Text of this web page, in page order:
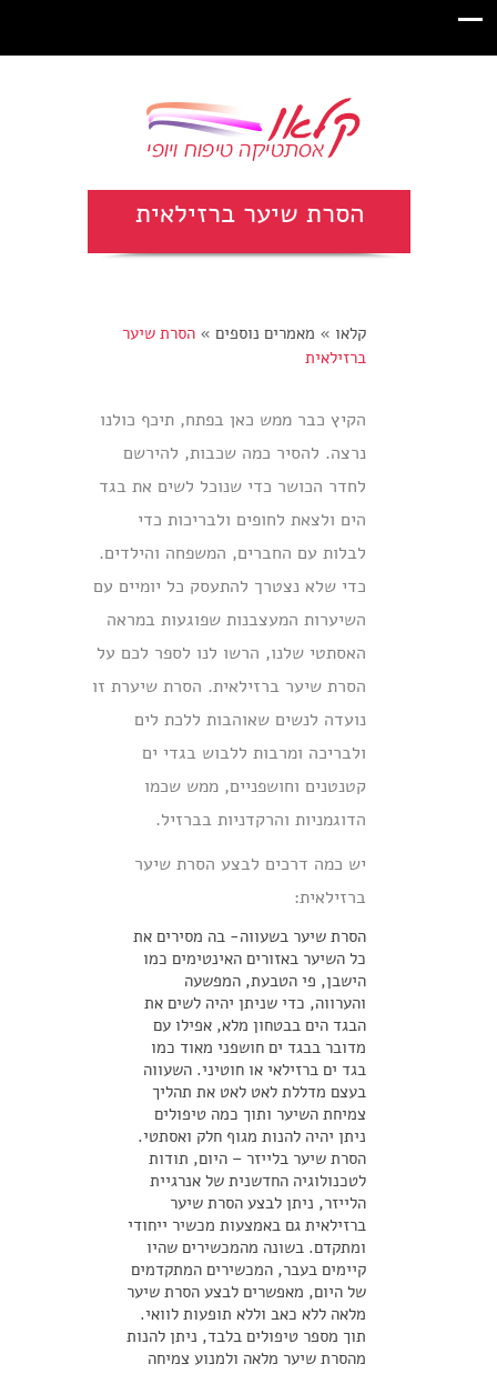
הסרת שיער ברזילאית
קלאו » מאמרים נוספים » הסרת שיער
ברזילאית
הקיץ כבר ממש כאן בפתח, תיכף כולנו
נרצה. להסיר כמה שכבות, להירשם
לחדר הכושר כדי שנוכל לשים את בגד
הים ולצאת לחופים ולבריכות כדי
לבלות עם החברים, המשפחה והילדים.
כדי שלא נצטרך להתעסק כל יומיים עם
השיערות המעצבנות שפוגעות במראה
האסתטי שלנו, הרשו לנו לספר לכם על
הסרת שיער ברזילאית. הסרת שיערת זו
נועדה לנשים שאוהבות ללכת לים
ולבריכה ומרבות ללבוש בגדי ים
קטנטנים וחושפניים, ממש שכמו
הדוגמניות והרקדניות בברזיל.
יש כמה דרכים לבצע הסרת שיער
ברזילאית:
הסרת שיער בשעווה- בה מסירים את
כל השיער באזורים האינטימים כמו
הישבן, פי הטבעת, המפשעה
והערווה, כדי שניתן יהיה לשים את
הבגד הים בבטחון מלא, אפילו עם
מדובר בבגד ים חושפני מאוד כמו
בגד ים ברזילאי או חוטיני. השעווה
בעצם מדללת לאט לאט את תהליך
צמיחת השיער ותוך כמה טיפולים
ניתן יהיה להנות מגוף חלק ואסתטי.
הסרת שיער בלייזר – היום, תודות
לטכנולוגיה החדשנית של אנרגיית
הלייזר, ניתן לבצע הסרת שיער
ברזילאית גם באמצעות מכשיר ייחודי
ומתקדם. בשונה מהמכשירים שהיו
קיימים בעבר, המכשירים המתקדמים
של היום, מאפשרים לבצע הסרת שיער
מלאה ללא כאב וללא תופעות לוואי.
תוך מספר טיפולים בלבד, ניתן להנות
מהסרת שיער מלאה ולמנוע צמיחה